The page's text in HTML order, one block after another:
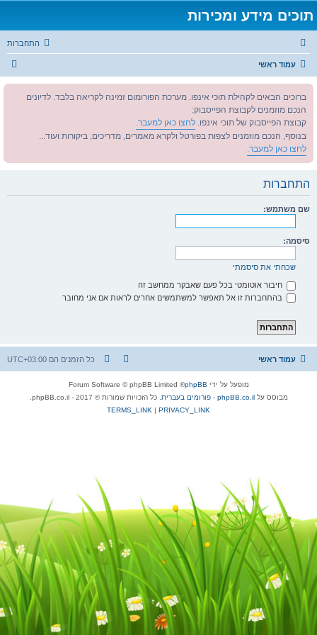
תוכים מידע ומכירות
התחברות
עמוד ראשי
ברוכים הבאים לקהילת תוכי אינפו. מערכת הפורומום זמינה לקריאה בלבד. לדיונים
הנכם מוזמנים לקבוצת הפייסבוק:
קבוצת הפייסבוק של תוכי אינפו. לחצו כאן למעבר.
בנוסף, הנכם מוזמנים לצפות בפורטל ולקרא מאמרים, מדריכים, ביקורות ועוד...
לחצו כאן למעבר.
התחברות
שם משתמש:
סיסמה:
שכחתי את סיסמתי
חיבור אוטומטי בכל פעם שאבקר ממחשב זה
בהתחברות זו אל תאפשר למשתמשים אחרים לראות אם אני מחובר
עמוד ראשי כל הזמנים הם UTC+03:00
מופעל על ידי phpBB
® Forum Software © phpBB Limited
מבוסס עלphpBB.co.il - פורומים בעברית
. כל הזכויות שמורות © 2017 - phpBB.co.il.
PRIVACY_LINK
|
TERMS_LINK